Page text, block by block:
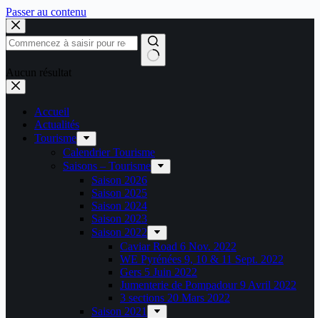
Passer au contenu
Aucun résultat
Accueil
Actualités
Tourisme
Calendrier Tourisme
Saisons – Tourisme
Saison 2026
Saison 2025
Saison 2024
Saison 2023
Saison 2022
Caviar Road 6 Nov. 2022
WE Pyrénées 9, 10 & 11 Sept. 2022
Gers 5 Juin 2022
Jumenterie de Pompadour 9 Avril 2022
3 sections 20 Mars 2022
Saison 2021